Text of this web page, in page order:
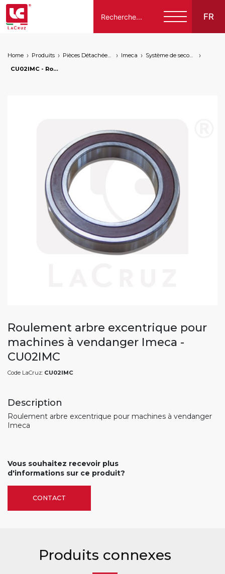
FR
Italiano
Home Produits Pièces Détachées Compatibles Pour Machines À Vendanger Des Marques Suivantes Imeca
Système de secouage
CU02IMC - Roulement arbre excentrique pour machines à vendanger Imeca, markets: []string{"A", "B", "AU"}
Roulement arbre excentrique pour
machines à vendanger Imeca -
CU02IMC
Code LaCruz: CU02IMC
Description
Roulement arbre excentrique pour machines à vendanger
Imeca
Vous souhaitez recevoir plus
d'informations sur ce produit?
CONTACT
Produits connexes